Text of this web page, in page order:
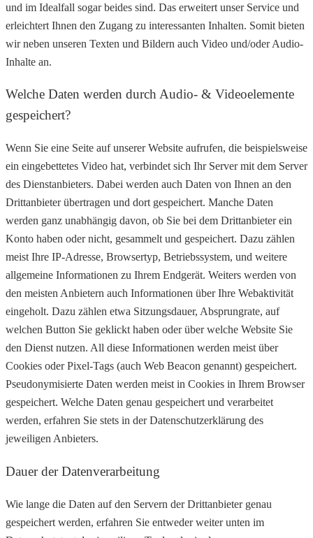
und im Idealfall sogar beides sind. Das erweitert unser Service und
erleichtert Ihnen den Zugang zu interessanten Inhalten. Somit bieten
wir neben unseren Texten und Bildern auch Video und/oder Audio-
Inhalte an.
Welche Daten werden durch Audio- & Videoelemente
gespeichert?
Wenn Sie eine Seite auf unserer Website aufrufen, die beispielsweise
ein eingebettetes Video hat, verbindet sich Ihr Server mit dem Server
des Dienstanbieters. Dabei werden auch Daten von Ihnen an den
Drittanbieter übertragen und dort gespeichert. Manche Daten
werden ganz unabhängig davon, ob Sie bei dem Drittanbieter ein
Konto haben oder nicht, gesammelt und gespeichert. Dazu zählen
meist Ihre IP-Adresse, Browsertyp, Betriebssystem, und weitere
allgemeine Informationen zu Ihrem Endgerät. Weiters werden von
den meisten Anbietern auch Informationen über Ihre Webaktivität
eingeholt. Dazu zählen etwa Sitzungsdauer, Absprungrate, auf
welchen Button Sie geklickt haben oder über welche Website Sie
den Dienst nutzen. All diese Informationen werden meist über
Cookies oder Pixel-Tags (auch Web Beacon genannt) gespeichert.
Pseudonymisierte Daten werden meist in Cookies in Ihrem Browser
gespeichert. Welche Daten genau gespeichert und verarbeitet
werden, erfahren Sie stets in der Datenschutzerklärung des
jeweiligen Anbieters.
Dauer der Datenverarbeitung
Wie lange die Daten auf den Servern der Drittanbieter genau
gespeichert werden, erfahren Sie entweder weiter unten im